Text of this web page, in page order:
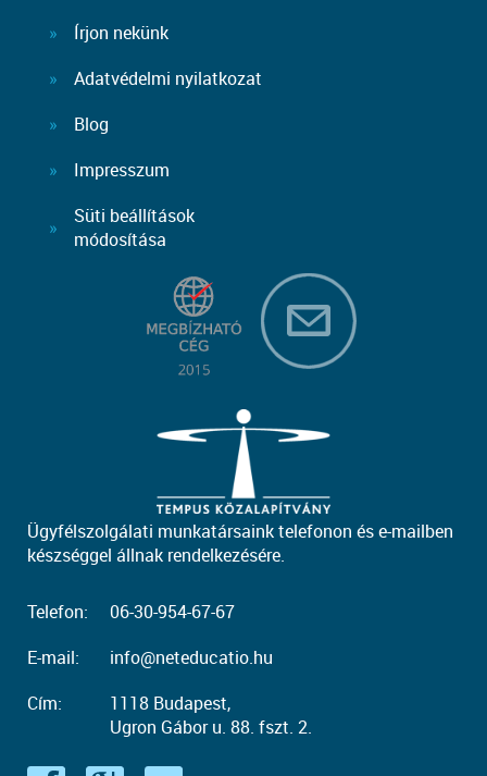
Írjon nekünk
Adatvédelmi nyilatkozat
Blog
Impresszum
Süti beállítások
módosítása
Ügyfélszolgálati munkatársaink telefonon és e-mailben
készséggel állnak rendelkezésére.
Telefon:
06-30-954-67-67
E-mail:
info@neteducatio.hu
Cím:
1118 Budapest,
Ugron Gábor u. 88. fszt. 2.